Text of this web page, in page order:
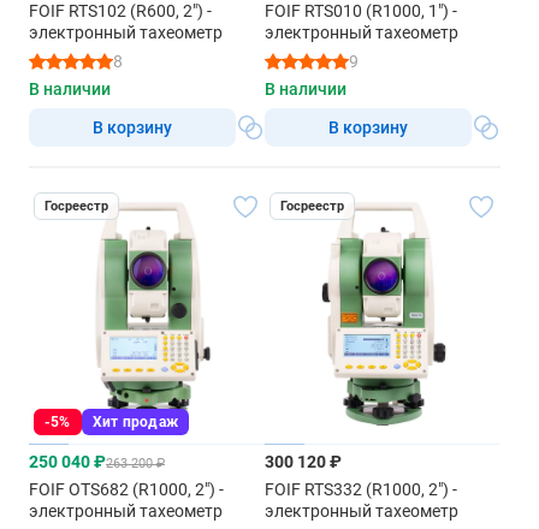
FOIF RTS102 (R600, 2") -
электронный тахеометр
8
В наличии
В корзину
FOIF RTS010 (R1000, 1") -
электронный тахеометр
9
В наличии
В корзину
Госреестр
-5% Хит продаж
250 040 ₽263 200 ₽
FOIF OTS682 (R1000, 2") -
электронный тахеометр
Госреестр
300 120 ₽
FOIF RTS332 (R1000, 2") -
электронный тахеометр